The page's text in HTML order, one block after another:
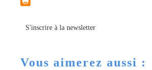
S'inscrire à la newsletter
Vous aimerez aussi :